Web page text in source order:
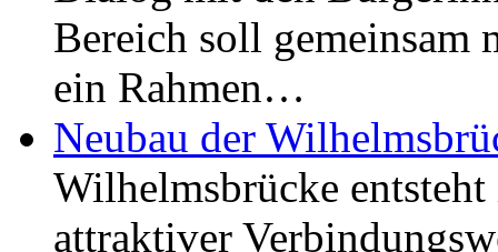
Bereich soll gemeinsam
ein Rahmen…
Neubau der
Wilhelmsbrücke
attraktiver